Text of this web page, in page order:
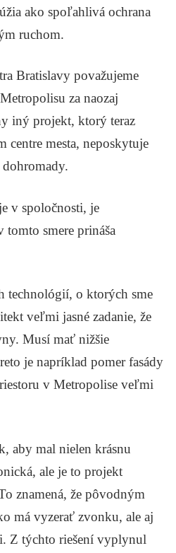
ako spoľahlivá ochrana
ruchom.
Bratislavy považujeme
za naozaj
iný projekt, ktorý teraz
centre mesta, neposkytuje
v spoločnosti, je
smere prináša
technológií, o ktorých sme
veľmi jasné zadanie, že
Musí mať nižšie
je napríklad pomer fasády
v Metropolise veľmi
aby mal nielen krásnu
ale je to projekt
znamená, že pôvodným
má vyzerať zvonku, ale aj
Z týchto riešení vyplynul